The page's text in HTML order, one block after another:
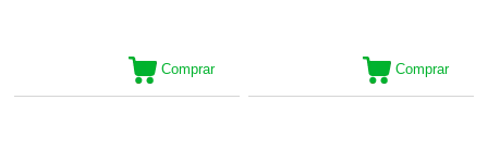
Comprar Comprar